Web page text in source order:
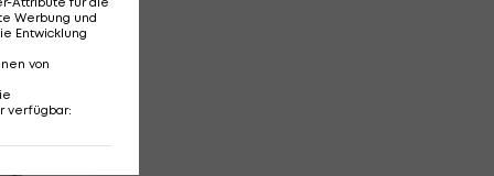
Werbung und
Entwicklung
von
verfügbar: